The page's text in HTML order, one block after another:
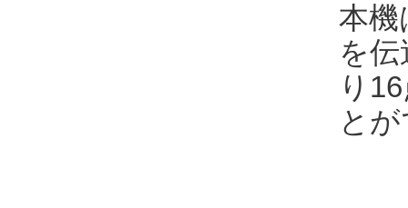
本機
を
り
と